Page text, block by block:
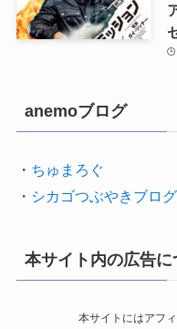
anemoブログ
・ ちゅまろぐ
・ シカゴつぶやきブログ
本サイト内の広告に
本サイトにはアフ